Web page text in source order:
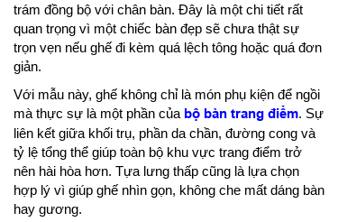
trám đồng bộ với chân bàn. Đây là một chi tiết rất
quan trọng vì một chiếc bàn đẹp sẽ chưa thật sự
trọn vẹn nếu ghế đi kèm quá lệch tông hoặc quá đơn
giản.
Với mẫu này, ghế không chỉ là món phụ kiện để ngồi
mà thực sự là một phần của bộ bàn trang điểm. Sự
liên kết giữa khối trụ, phần da chần, đường cong và
tỷ lệ tổng thể giúp toàn bộ khu vực trang điểm trở
nên hài hòa hơn. Tựa lưng thấp cũng là lựa chọn
hợp lý vì giúp ghế nhìn gọn, không che mất dáng bàn
hay gương.